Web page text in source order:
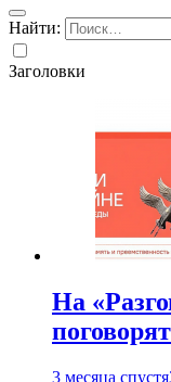
Найти:
Заголовки
На
3 месяца спустя